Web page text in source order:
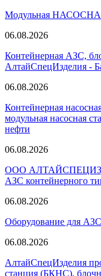
Модульная
06.08.2026
Контейнерная АЗС,
АлтайСпецИзделия -
06.08.2026
Контейнерная
модульная насосная
нефти
06.08.2026
ООО
АЗС контейнерного
06.08.2026
Оборудование для АЗС
06.08.2026
АлтайСпецИзделия
станция (БКНС),